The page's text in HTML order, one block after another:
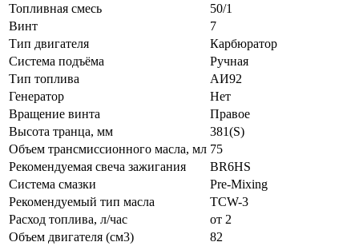
Топливная смесь
50/1
Винт
7
Тип двигателя
Карбюратор
Система подъёма
Ручная
Тип топлива
АИ92
Генератор
Нет
Вращение винта
Правое
Высота транца, мм
381(S)
Объем трансмиссионного масла, мл 75
Рекомендуемая свеча зажигания
BR6HS
Система смазки
Pre-Mixing
Рекомендуемый тип масла
TCW-3
Расход топлива, л/час
от 2
Объем двигателя (см3)
82